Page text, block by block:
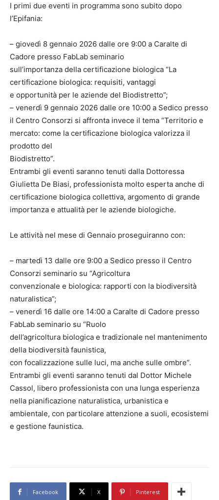
I primi due eventi in programma sono subito dopo
l’Epifania:
– giovedì 8 gennaio 2026 dalle ore 9:00 a Caralte di
Cadore presso FabLab seminario
sull’importanza della certificazione biologica “La
certificazione biologica: requisiti, vantaggi
e opportunità per le aziende del Biodistretto”;
– venerdì 9 gennaio 2026 dalle ore 10:00 a Sedico presso
il Centro Consorzi si affronta invece il tema “Territorio e
mercato: come la certificazione biologica valorizza il
prodotto del
Biodistretto”.
Entrambi gli eventi saranno tenuti dalla Dottoressa
Giulietta De Biasi, professionista molto esperta anche di
certificazione biologica collettiva, argomento di grande
importanza e attualità per le aziende biologiche.
Le attività nel mese di Gennaio proseguiranno con:
– martedì 13 dalle ore 9:00 a Sedico presso il Centro
Consorzi seminario su “Agricoltura
convenzionale e biologica: rapporti con la biodiversità
naturalistica”;
– venerdì 16 dalle ore 14:00 a Caralte di Cadore presso
FabLab seminario su “Ruolo
dell’agricoltura biologica e tradizionale nel mantenimento
della biodiversità faunistica,
con focalizzazione sulle luci, ma anche sulle ombre”.
Entrambi gli eventi saranno tenuti dal Dottor Michele
Cassol, libero professionista con una lunga esperienza
nella pianificazione naturalistica, urbanistica e
ambientale, con particolare attenzione a suoli, ecosistemi
e gestione faunistica.
Facebook X Pinterest